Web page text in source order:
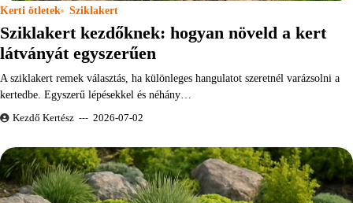
Kerti ötletek Sziklakert
Sziklakert kezdőknek: hogyan növeld a kert
látványát egyszerűen
A sziklakert remek választás, ha különleges hangulatot szeretnél varázsolni a
kertedbe. Egyszerű lépésekkel és néhány…
Kezdő Kertész 2026-07-02